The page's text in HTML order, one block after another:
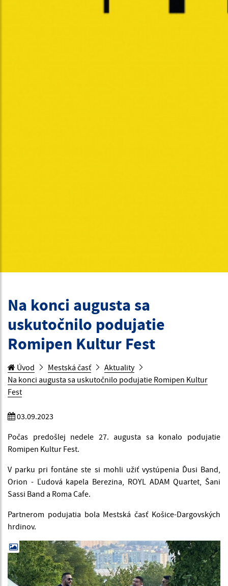
Na konci augusta sa
uskutočnilo podujatie
Romipen Kultur Fest
Úvod Mestská časť
Aktuality
Na konci augusta sa uskutočnilo podujatie Romipen Kultur
Fest
03.09.2023
Počas predošlej nedele 27. augusta sa konalo podujatie
Romipen Kultur Fest.
V parku pri fontáne ste si mohli užiť vystúpenia Ďusi Band,
Orion - Ľudová kapela Berezina, ROYL ADAM Quartet, Šani
Sassi Band a Roma Cafe.
Partnerom podujatia bola Mestská časť Košice-Dargovských
hrdinov.